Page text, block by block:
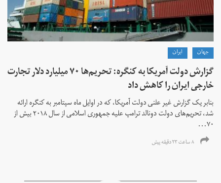
جهان ايران
گزارش دولت آمریکا به کنگره: تحریم‌ها ۷۰ میلیارد دلار تجارت
خارجی ایران را کاهش داد
بنابر یک گزارش غیر علنی دولت آمریکا، که در اوایل ماه سپتامبر به کنگره ارائه
شد، تحریم‌های دولت دونالد ترامپ علیه جمهوری اسلامی از سال ۲۰۱۸ بیش از
۷۰...
۸ ساعت ۲۳ دقیقه پیش